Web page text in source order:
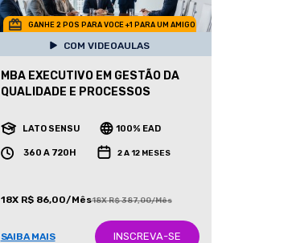
GANHE 2 POS PARA VOCE +1 PARA UM AMIGO
COM VIDEOAULAS
MBA EXECUTIVO EM GESTÃO DA
QUALIDADE E PROCESSOS
LATO SENSU 100% EAD
360 A 720H 2 A 12 MESES
18X R$ 86,00/Mês18X R$ 387,00/Mês
SAIBA MAIS INSCREVA-SE